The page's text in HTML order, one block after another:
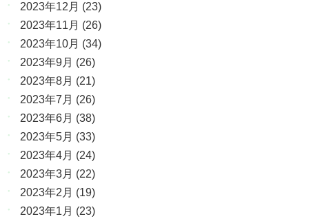
2023年12月 (23)
2023年11月 (26)
2023年10月 (34)
2023年9月 (26)
2023年8月 (21)
2023年7月 (26)
2023年6月 (38)
2023年5月 (33)
2023年4月 (24)
2023年3月 (22)
2023年2月 (19)
2023年1月 (23)